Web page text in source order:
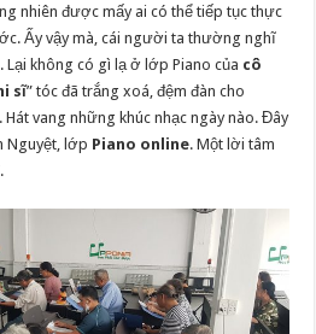
nhiên được mấy ai có thể tiếp tục thực
Ấy vậy mà, cái người ta thường nghĩ
Lại không có gì lạ ở lớp Piano của cô
sĩ” tóc đã trắng xoá, đệm đàn cho
Hát vang những khúc nhạc ngày nào. Đây
Nguyệt, lớp Piano online. Một lời tâm